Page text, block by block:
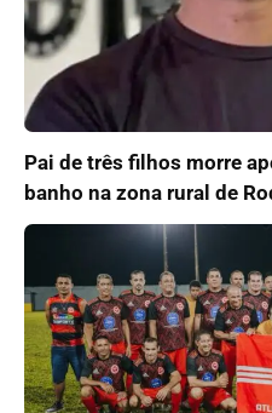
Pai de três filhos morre
banho na zona rural de